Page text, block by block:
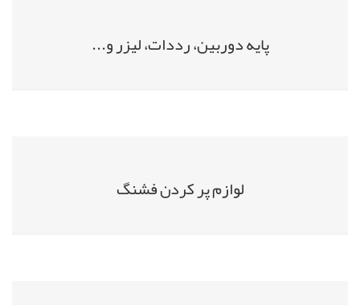
پایه دوربین، رددات، لیزر و...
لوازم پر کردن فشنگ